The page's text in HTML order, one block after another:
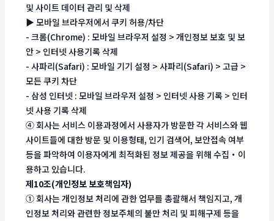
및 사이트 데이터 관리 및 삭제
▶ 모바일 브라우저에서 쿠키 허용/차단
- 크롬(Chrome) : 모바일 브라우저 설정 > 개인정보 보호 및 보
안 > 인터넷 사용기록 삭제
- 사파리(Safari) : 모바일 기기 설정 > 사파리(Safari) > 고급 >
모든 쿠키 차단
- 삼성 인터넷 : 모바일 브라우저 설정 > 인터넷 사용 기록 > 인터
넷 사용 기록 삭제
④ 회사는 서비스 이용과정에서 사용자가 방문한 각 서비스와 웹
사이트들에 대한 방문 및 이용형태, 인기 검색어, 보안접속 여부
등을 파악하여 이용자에게 최적화된 정보 제공을 위해 수집・이
용하고 있습니다.
제10조(개인정보 보호책임자)
① 회사는 개인정보 처리에 관한 업무를 총괄해서 책임지고, 개
인정보 처리와 관련한 정보주체의 불만 처리 및 피해구제 등을